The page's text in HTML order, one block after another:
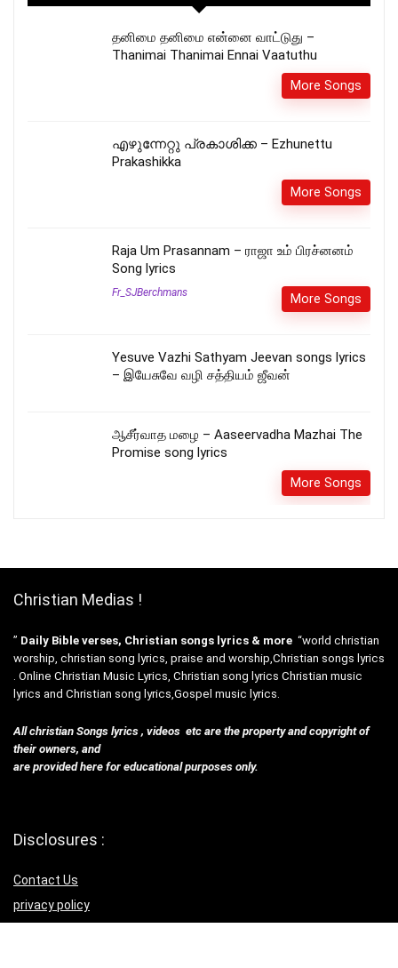
தனிமை தனிமை என்னை வாட்டுது –
Thanimai Thanimai Ennai Vaatuthu
More Songs
എഴുന്നേറ്റു പ്രകാശിക്ക – Ezhunettu
Prakashikka
More Songs
Raja Um Prasannam – ராஜா உம் பிரச்னனம்
Song lyrics
Fr_SJBerchmans More Songs
Yesuve Vazhi Sathyam Jeevan songs lyrics
– இயேசுவே வழி சத்தியம் ஜீவன்
ஆசீர்வாத மழை – Aaseervadha Mazhai The
Promise song lyrics
More Songs
Christian Medias !
” Daily Bible verses, Christian songs lyrics & more “world christian
worship, christian song lyrics, praise and worship,Christian songs lyrics
. Online Christian Music Lyrics, Christian song lyrics Christian music
lyrics and Christian song lyrics,Gospel music lyrics.
All christian Songs lyrics , videos etc are the property and copyright of
their owners, and
are provided here for educational purposes only.
Disclosures :
Contact Us
privacy policy